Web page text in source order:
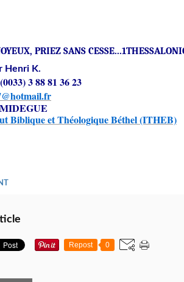
PRIEZ SANS
Henri K.
3 88 81 36 23
Biblique et Théologique Béthel (ITHEB)
Repost 0